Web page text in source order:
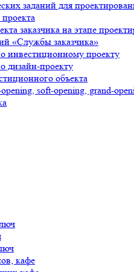
заданий для
заказчика на этапе
«Службы заказчика»
инвестиционному проекту
дизайн-проекту
объекта
soft-opening, grand-
кафе